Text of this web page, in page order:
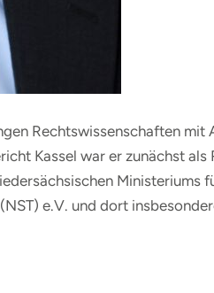
Rechtswissenschaften mit
Kassel war er zunächst
Ministeriums
e.V. und dort